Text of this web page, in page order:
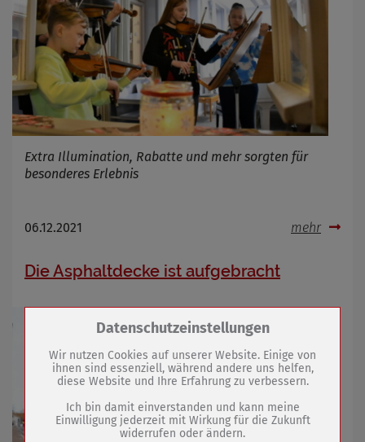
Extra Illumination, Rabatte und mehr sorgten für
besonderes Erlebnis
06.12.2021 mehr
Die Asphaltdecke ist aufgebracht
Zum Betrieb der Seite notwendige Cookies /
Name
PHP Session Cookie
Anbieter
Eigentümer dieser Website (Wenko-
Wenselaar GmbH & Co. KG)
Absicherung Kontaktformular / SPAM
Datenschutzeinstellungen
Wir nutzen Cookies auf unserer Website. Einige von
ihnen sind essenziell, während andere uns helfen,
diese Website und Ihre Erfahrung zu verbessern.
Ich bin damit einverstanden und kann meine
Einwilligung jederzeit mit Wirkung für die Zukunft
widerrufen oder ändern.